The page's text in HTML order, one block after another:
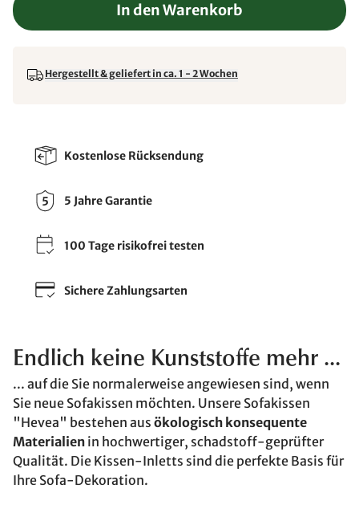
In den Warenkorb
Hergestellt & geliefert in ca. 1 - 2 Wochen
Kostenlose Rücksendung
5 Jahre Garantie
100 Tage risikofrei testen
Sichere Zahlungsarten
Endlich keine Kunststoffe mehr ...
... auf die Sie normalerweise angewiesen sind, wenn
Sie neue Sofakissen möchten. Unsere Sofakissen
"Hevea" bestehen aus ökologisch konsequente
Materialien in hochwertiger, schadstoff-geprüfter
Qualität. Die Kissen-Inletts sind die perfekte Basis für
Ihre Sofa-Dekoration.